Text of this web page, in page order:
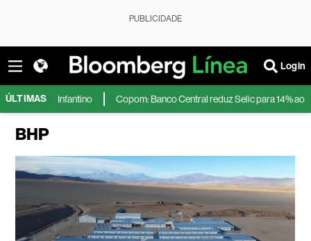
PUBLICIDADE
Login
ÚLTIMAS Copom: Banco Central reduz Selic para 14% ao ano após
BHP